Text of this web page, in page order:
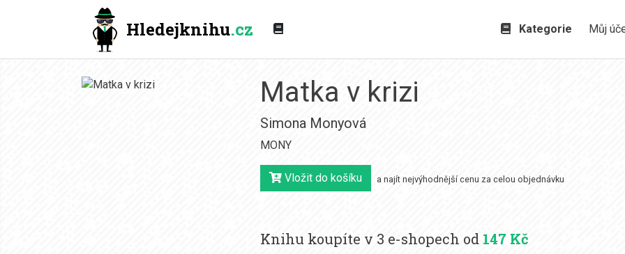
Hledejknihu.cz Kategorie Můj
Matka v krizi
Simona Monyová
MONY
Vložit do košíku a najít nejvýhodnější cenu za celou objednávku
Knihu koupíte v 3 e-shopech od 147 Kč